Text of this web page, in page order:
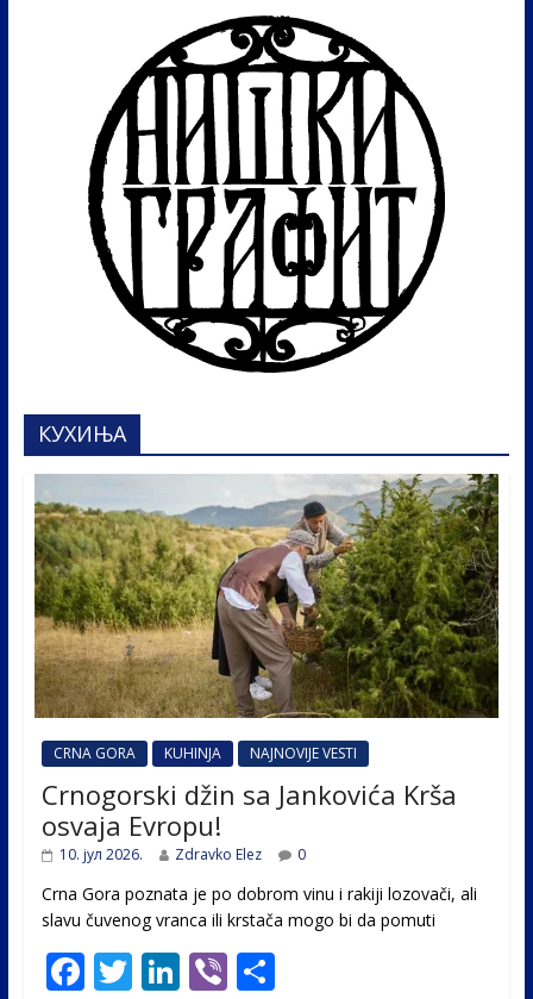
КУХИЊА
CRNA GORA KUHINJA NAJNOVIJE VESTI
Crnogorski džin sa Jankovića Krša
osvaja Evropu!
10. јул 2026. Zdravko Elez 0
Crna Gora poznata je po dobrom vinu i rakiji lozovači, ali
slavu čuvenog vranca ili krstača mogo bi da pomuti
F T Li Vi S